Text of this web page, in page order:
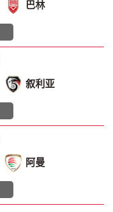
巴林
叙利亚
阿曼